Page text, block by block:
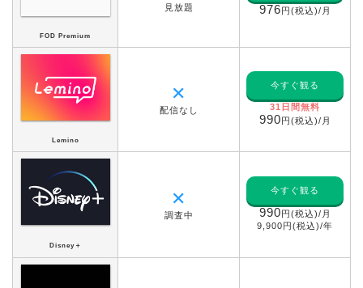
FOD Premium
見放題 976円(税込)/月
Lemino
✕
配信なし
今すぐ観る
31日間無料
990円(税込)/月
Disney＋
✕
調査中
今すぐ観る
990円(税込)/月
9,900円(税込)/年